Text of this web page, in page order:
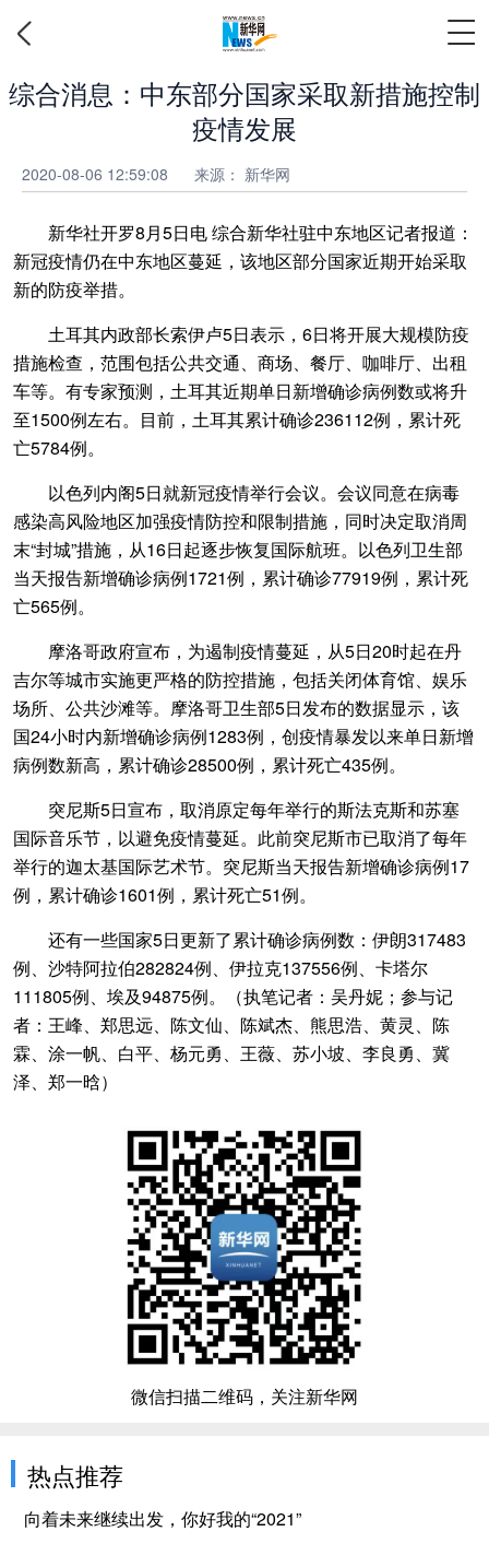
综合消息：中东部分国家采取新措施控制
疫情发展
2020-08-06 12:59:08 来源： 新华网
新华社开罗8月5日电 综合新华社驻中东地区记者报道：
新冠疫情仍在中东地区蔓延，该地区部分国家近期开始采取
新的防疫举措。
土耳其内政部长索伊卢5日表示，6日将开展大规模防疫
措施检查，范围包括公共交通、商场、餐厅、咖啡厅、出租
车等。有专家预测，土耳其近期单日新增确诊病例数或将升
至1500例左右。目前，土耳其累计确诊236112例，累计死
亡5784例。
以色列内阁5日就新冠疫情举行会议。会议同意在病毒
感染高风险地区加强疫情防控和限制措施，同时决定取消周
末“封城”措施，从16日起逐步恢复国际航班。以色列卫生部
当天报告新增确诊病例1721例，累计确诊77919例，累计死
亡565例。
摩洛哥政府宣布，为遏制疫情蔓延，从5日20时起在丹
吉尔等城市实施更严格的防控措施，包括关闭体育馆、娱乐
场所、公共沙滩等。摩洛哥卫生部5日发布的数据显示，该
国24小时内新增确诊病例1283例，创疫情暴发以来单日新增
病例数新高，累计确诊28500例，累计死亡435例。
突尼斯5日宣布，取消原定每年举行的斯法克斯和苏塞
国际音乐节，以避免疫情蔓延。此前突尼斯市已取消了每年
举行的迦太基国际艺术节。突尼斯当天报告新增确诊病例17
例，累计确诊1601例，累计死亡51例。
还有一些国家5日更新了累计确诊病例数：伊朗317483
例、沙特阿拉伯282824例、伊拉克137556例、卡塔尔
111805例、埃及94875例。（执笔记者：吴丹妮；参与记
者：王峰、郑思远、陈文仙、陈斌杰、熊思浩、黄灵、陈
霖、涂一帆、白平、杨元勇、王薇、苏小坡、李良勇、冀
泽、郑一晗）
微信扫描二维码，关注新华网
热点推荐
向着未来继续出发，你好我的“2021”